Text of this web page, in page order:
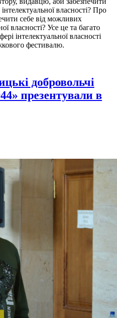
власності? Про
себе від можливих
власності? Усе це та багато
інтелектуальної власності
фестивалю.
добровольчі
презентували в